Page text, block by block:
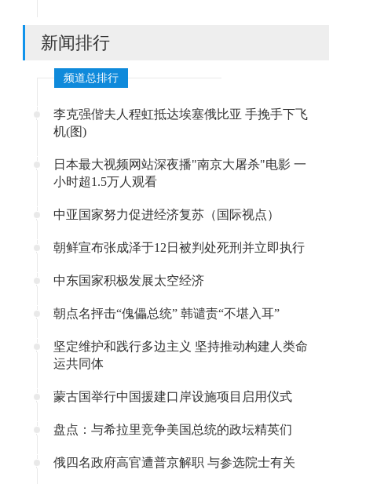
新闻排行
频道总排行
李克强偕夫人程虹抵达埃塞俄比亚 手挽手下飞
机(图)
日本最大视频网站深夜播"南京大屠杀"电影 一
小时超1.5万人观看
中亚国家努力促进经济复苏（国际视点）
朝鲜宣布张成泽于12日被判处死刑并立即执行
中东国家积极发展太空经济
朝点名抨击“傀儡总统” 韩谴责“不堪入耳”
坚定维护和践行多边主义 坚持推动构建人类命
运共同体
蒙古国举行中国援建口岸设施项目启用仪式
盘点：与希拉里竞争美国总统的政坛精英们
俄四名政府高官遭普京解职 与参选院士有关